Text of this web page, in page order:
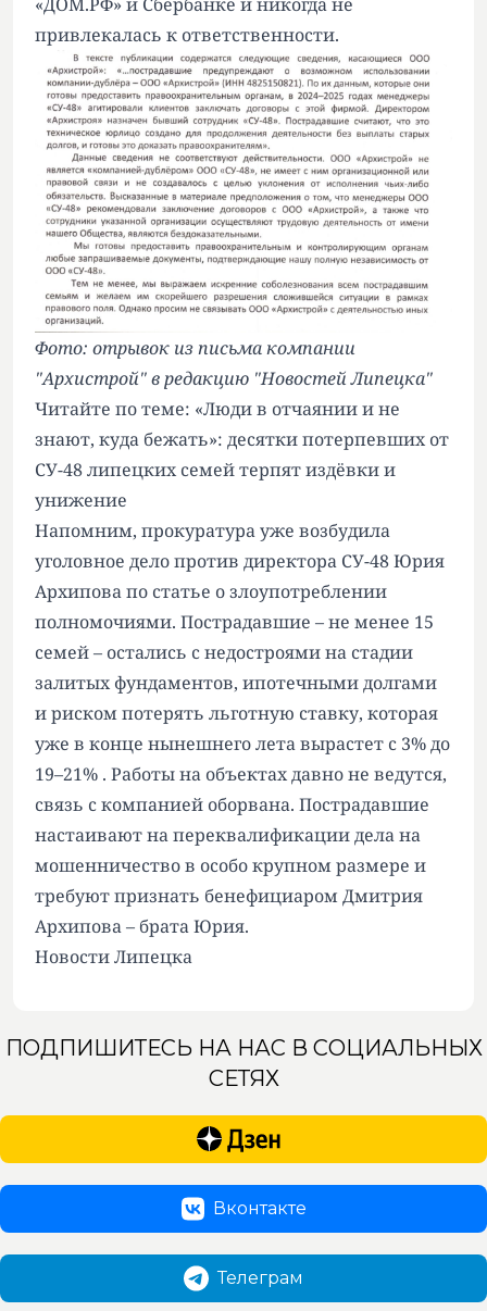
привлекалась к ответственности.
Фото: отрывок из письма компании
"Архистрой" в редакцию "Новостей Липецка"
Читайте по теме: «Люди в отчаянии и не
знают, куда бежать»: десятки потерпевших от
СУ-48 липецких семей терпят издёвки и
унижение
Напомним, прокуратура уже возбудила
уголовное дело против директора СУ-48 Юрия
Архипова по статье о злоупотреблении
полномочиями. Пострадавшие – не менее 15
семей – остались с недостроями на стадии
залитых фундаментов, ипотечными долгами
и риском потерять льготную ставку, которая
уже в конце нынешнего лета вырастет с 3% до
19–21% . Работы на объектах давно не ведутся,
связь с компанией оборвана. Пострадавшие
настаивают на переквалификации дела на
мошенничество в особо крупном размере и
требуют признать бенефициаром Дмитрия
Архипова – брата Юрия.
Новости Липецка
ПОДПИШИТЕСЬ НА НАС В СОЦИАЛЬНЫХ
СЕТЯХ
Вконтакте
Телеграм